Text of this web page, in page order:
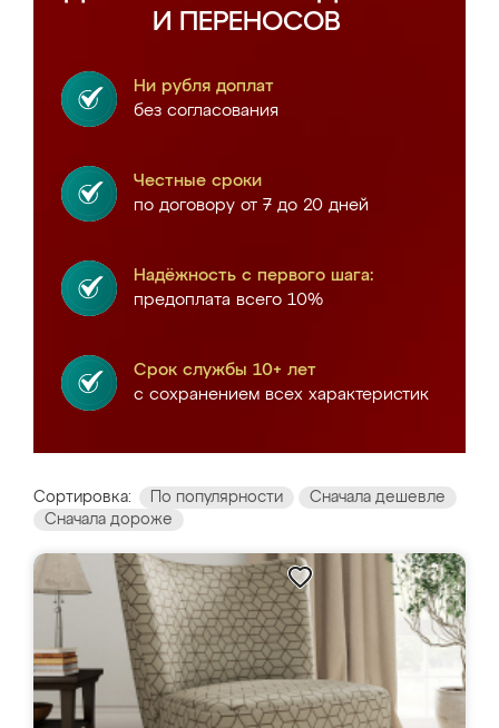
И ПЕРЕНОСОВ
Ни рубля доплат
без согласования
Честные сроки
по договору от 7 до 20 дней
Надёжность с первого шага:
предоплата всего 10%
Срок службы 10+ лет
с сохранением всех характеристик
Сортировка: По популярности
Сначала дешевле
Сначала дороже